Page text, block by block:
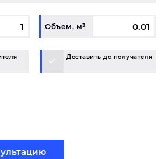
Объем, м³
Доставить до получателя